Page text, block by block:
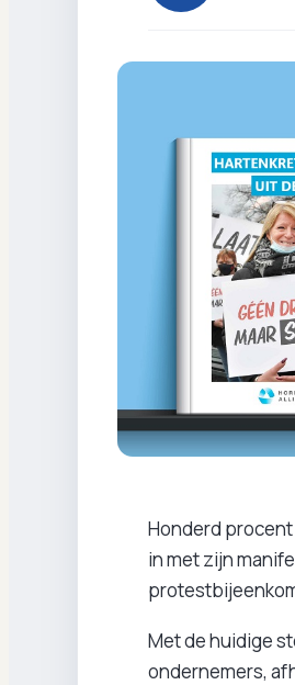
Honderd
in met zijn
Met de huidige
ondernemers,